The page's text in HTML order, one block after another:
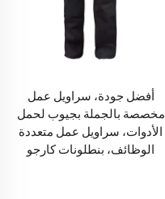
أفضل جودة، سراويل عمل
مخصصة بالجملة بجيوب لحمل
الأدوات، سراويل عمل متعددة
الوظائف، بنطلونات كارجو